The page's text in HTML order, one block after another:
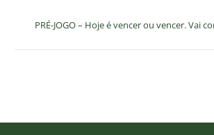
PRÉ-JOGO – Hoje é vencer ou vencer. Vai